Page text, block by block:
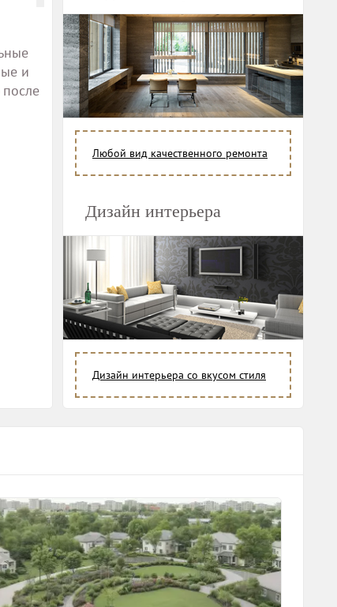
и
Любой вид качественного ремонта
Дизайн интерьера
Дизайн интерьера со вкусом стиля